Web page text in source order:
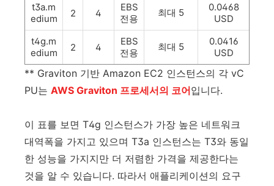
t3a.m
edium
2 4
EBS
전용
최대 5
0.0468
USD
t4g.m
edium
2 4
EBS
전용
최대 5
0.0416
USD
** Graviton 기반 Amazon EC2 인스턴스의 각 vC
PU는 AWS Graviton 프로세서의 코어입니다.
이 표를 보면 T4g 인스턴스가 가장 높은 네트워크
대역폭을 가지고 있으며 T3a 인스턴스는 T3와 동일
한 성능을 가지지만 더 저렴한 가격을 제공한다는
것을 알 수 있습니다. 따라서 애플리케이션의 요구